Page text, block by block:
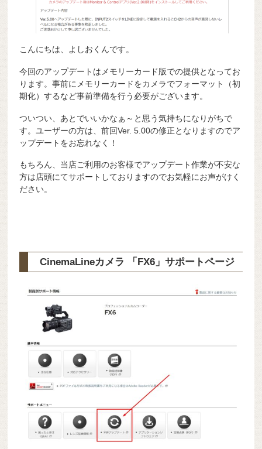
こんにちは、よしおくんです。
今回のアップデートはメモリーカード版での提供となってお
ります。事前にメモリーカードをカメラでフォーマット（初
期化）するなど事前準備を行う必要がございます。
ついつい、あとでいいかなぁ～と思う気持ちになりがちで
す。ユーザーの方は、前回Ver. 5.00の修正となりますのでア
ップデートをお忘れなく！
もちろん、当店ご利用のお客様でアップデート作業が不安な
方は店頭にてサポートしておりますのでお気軽にお声がけく
ださい。
CinemaLineカメラ 「FX6」サポートページ